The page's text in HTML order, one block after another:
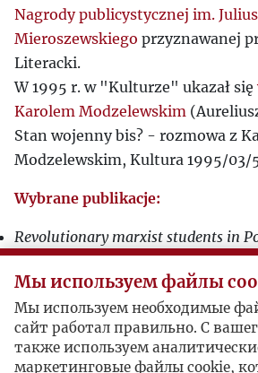
Nagrody publicystycznej im.
Mieroszewskiego przyznawanej
Literacki.
W 1995 r. w "Kulturze" ukazał się
Karolem Modzelewskim
Stan wojenny bis? - rozmowa z
Modzelewskim, Kultura 1995/03/
Wybrane publikacje:
Revolutionary marxist students in
(1964–1968), Nowy Jork 1969.,
Chłopi w społeczeństwie polskim,
Między umową a wojną, Warszawa
Dokąd od komunizmu?, Warszawa
Organizacja gospodarcza państwa
Мы используем файлы
Мы используем необходимые
сайт работал правильно. С
также используем
маркетинговые файлы cookie,